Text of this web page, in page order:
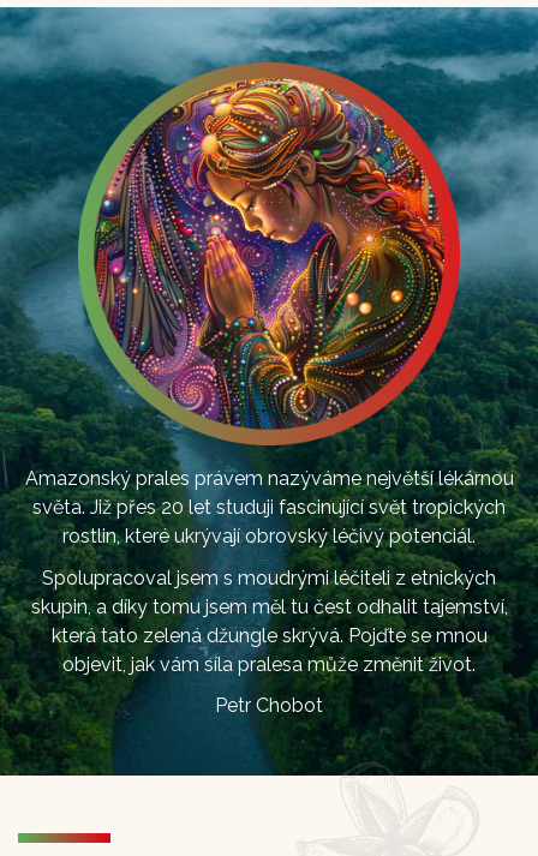
Amazonský prales právem nazýváme největší lékárnou
světa. Již přes 20 let studuji fascinující svět tropických
rostlin, které ukrývají obrovský léčivý potenciál.
Spolupracoval jsem s moudrými léčiteli z etnických
skupin, a díky tomu jsem měl tu čest odhalit tajemství,
která tato zelená džungle skrývá. Pojďte se mnou
objevit, jak vám síla pralesa může změnit život.
Petr Chobot